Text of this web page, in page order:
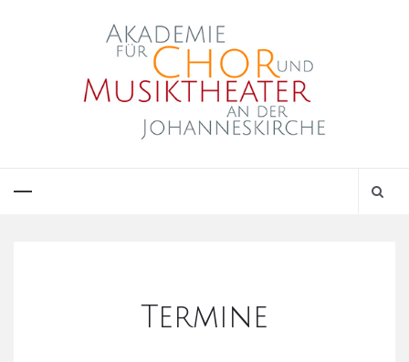
Termine